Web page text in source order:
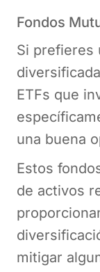
Fondos
Si prefieres
ETFs que
una buena
Estos
de activos
mitigar